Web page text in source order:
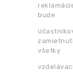
bude
všetky